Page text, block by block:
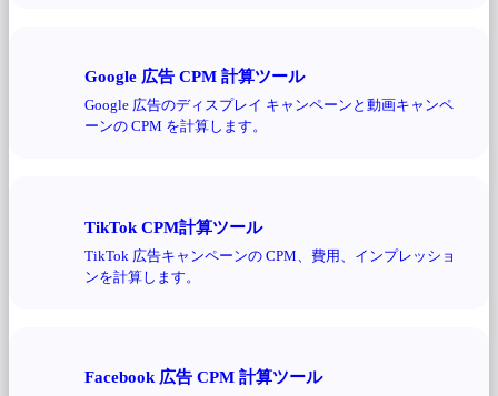
Google 広告 CPM 計算ツール
Google 広告のディスプレイ キャンペーンと動画キャンペ
ーンの CPM を計算します。
TikTok CPM計算ツール
TikTok 広告キャンペーンの CPM、費用、インプレッショ
ンを計算します。
Facebook 広告 CPM 計算ツール